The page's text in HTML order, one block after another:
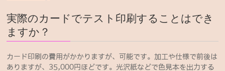
実際のカードでテスト印刷することはでき
ますか？
カード印刷の費用がかかりますが、可能です。加工や仕様で前後は
ありますが、35,000円ほどです。光沢紙などで色見本を出力する